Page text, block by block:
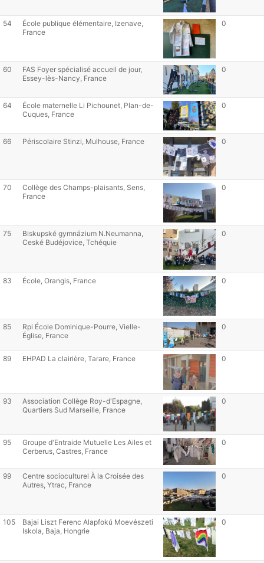
54
École publique élémentaire, Izenave,
France
0
60
FAS Foyer spécialisé accueil de jour,
Essey-lès-Nancy, France
0
64
École maternelle Li Pichounet, Plan-de-
Cuques, France
0
66 Périscolaire Stinzi, Mulhouse, France 0
70
Collège des Champs-plaisants, Sens,
France
0
75
Biskupské gymnázium N.Neumanna,
Ceské Budéjovice, Tchéquie
0
83 École, Orangis, France 0
85
Rpi École Dominique-Pourre, Vielle-
Église, France
0
89 EHPAD La clairière, Tarare, France 0
93
Association Collège Roy-d'Espagne,
Quartiers Sud Marseille, France
0
95
Groupe d'Entraide Mutuelle Les Ailes et
Cerberus, Castres, France
0
99
Centre socioculturel À la Croisée des
Autres, Ytrac, France
0
105
Bajai Liszt Ferenc Alapfokú Moevészeti
Iskola, Baja, Hongrie
0